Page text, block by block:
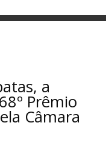
a
Prêmio
Câmara